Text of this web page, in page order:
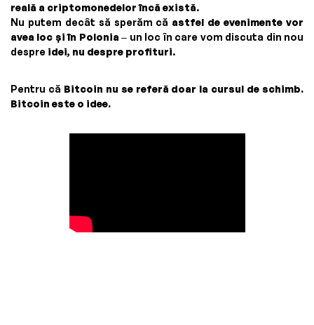
reală a criptomonedelor încă există.
Nu putem decât să sperăm că astfel de evenimente vor
avea loc și în Polonia – un loc în care vom discuta din nou
despre idei, nu despre profituri.
Pentru că Bitcoin nu se referă doar la cursul de schimb.
Bitcoin este o idee.